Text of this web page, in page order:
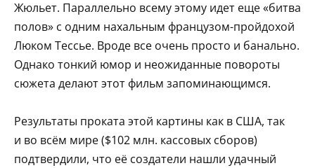
Жюльет. Параллельно всему этому идет еще «битва
полов» с одним нахальным французом-пройдохой
Люком Тессье. Вроде все очень просто и банально.
Однако тонкий юмор и неожиданные повороты
сюжета делают этот фильм запоминающимся.
Результаты проката этой картины как в США, так
и во всём мире ($102 млн. кассовых сборов)
подтвердили, что её создатели нашли удачный